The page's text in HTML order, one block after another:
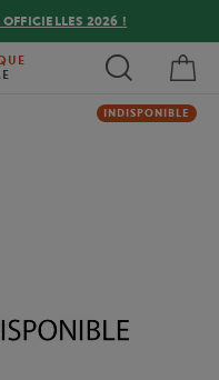
OFFICIELLES 2026 !
INDISPONIBLE